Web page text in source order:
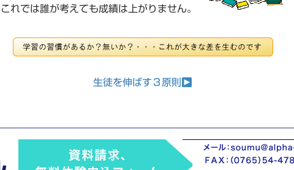
これでは誰が考えても成績は上がりません。
生徒を伸ばす３原則